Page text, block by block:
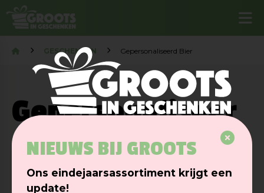
NIEUWS BIJ GROOTS
Ons eindejaarsassortiment krijgt een
update!
GESCHENKEN Gepersonaliseerd Bier
Gepersonaliseer
d Bier
Zoek je een verrassend biertje voor jouw